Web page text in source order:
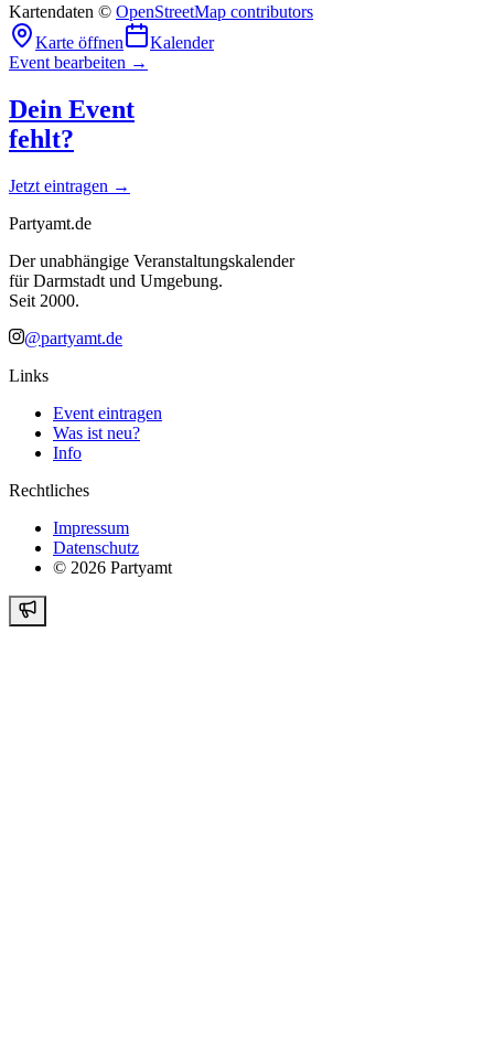
Kartendaten © OpenStreetMap contributors
Karte öffnen
Kalender
Event bearbeiten →
Dein Event
fehlt?
Jetzt eintragen →
Partyamt.de
Der unabhängige Veranstaltungskalender
für Darmstadt und Umgebung.
Seit 2000.
@partyamt.de
Links
Event eintragen
Was ist neu?
Info
Rechtliches
Impressum
Datenschutz
© 2026 Partyamt